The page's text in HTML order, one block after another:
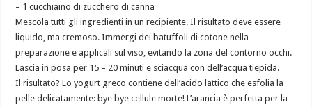
– 1 cucchiaino di zucchero di canna
Mescola tutti gli ingredienti in un recipiente. Il risultato deve essere
liquido, ma cremoso. Immergi dei batuffoli di cotone nella
preparazione e applicali sul viso, evitando la zona del contorno occhi.
Lascia in posa per 15 – 20 minuti e sciacqua con dell’acqua tiepida.
Il risultato? Lo yogurt greco contiene dell’acido lattico che esfolia la
pelle delicatamente: bye bye cellule morte! L’arancia è perfetta per la